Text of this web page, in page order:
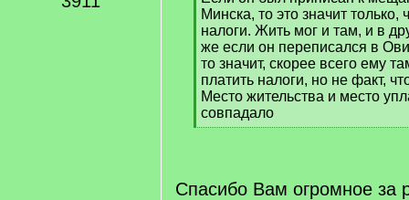
Минска, то это значит только,
налоги. Жить мог и там, и в
же если он переписался в
то значит, скорее всего ему
платить налоги, но не факт,
Место жительства и место
совпадало
[
Спасибо Вам огромное за